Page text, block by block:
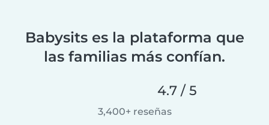
Babysits es la plataforma que
las familias más confían.
4.7 / 5
3,400+ reseñas